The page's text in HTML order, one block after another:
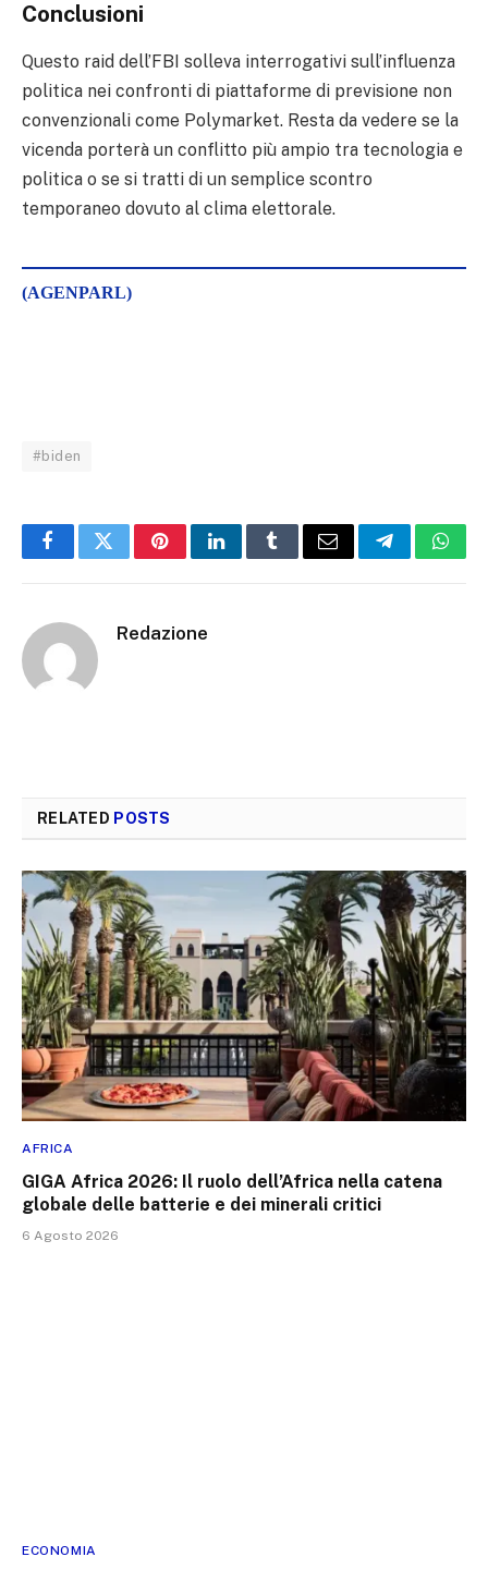
Conclusioni
Questo raid dell’FBI solleva interrogativi sull’influenza
politica nei confronti di piattaforme di previsione non
convenzionali come Polymarket. Resta da vedere se la
vicenda porterà un conflitto più ampio tra tecnologia e
politica o se si tratti di un semplice scontro
temporaneo dovuto al clima elettorale.
(AGENPARL)
#biden
FacebookTwitterPinterestLinkedInTumblrEmail Telegram
Redazione
RELATED POSTS
AFRICA
GIGA Africa 2026: Il ruolo dell’Africa nella catena
globale delle batterie e dei minerali critici
6 Agosto 2026
ECONOMIA